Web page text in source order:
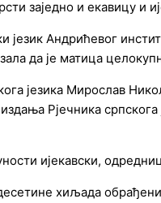
заједно и екавицу и
Андрићевог
да је матица
језика Мирослав
Рјечника
ијекавски,
хиљада